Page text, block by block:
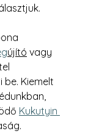
újító vagy
Kiemelt
Kukutyin